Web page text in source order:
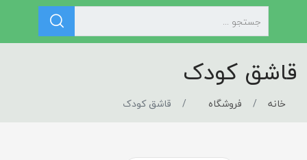
قاشق کودک
خانه فروشگاه قاشق کودک